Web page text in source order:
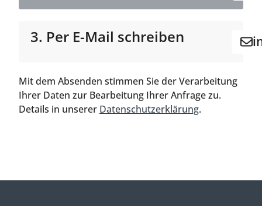
3. Per E-Mail schreiben
Mit dem Absenden stimmen Sie der Verarbeitung
Ihrer Daten zur Bearbeitung Ihrer Anfrage zu.
Details in unserer Datenschutzerklärung.